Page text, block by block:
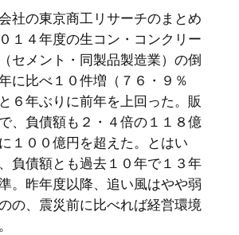
社の東京商工リサーチのまとめ
１４年度の生コン・コンクリー
セメント・同製品製造業）の倒
に比べ１０件増（７６・９％
６年ぶりに前年を上回った。販
、負債額も２・４倍の１１８億
１００億円を超えた。とはい
負債額とも過去１０年で１３年
。昨年度以降、追い風はやや弱
の、震災前に比べれば経営環境